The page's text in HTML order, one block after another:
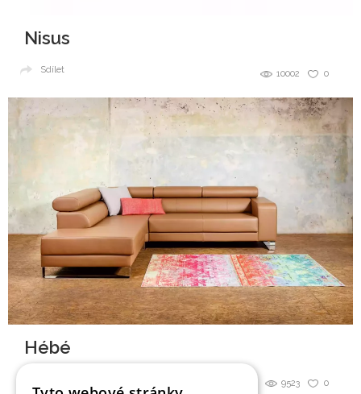
Nisus
0
10002
Sdílet
Hébé
0
9523